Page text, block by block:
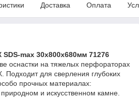
Доставка Оплата
SDS-max 30x800х680мм 71276
оснастки на тяжелых перфораторах
Подходит для сверления глубоких
прочных материалах:
и искусственном камне.